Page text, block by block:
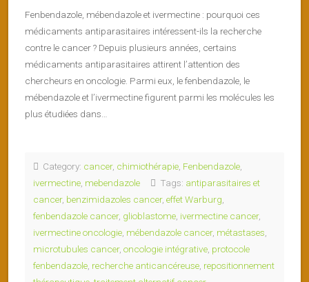
Fenbendazole, mébendazole et ivermectine : pourquoi ces
médicaments antiparasitaires intéressent-ils la recherche
contre le cancer ? Depuis plusieurs années, certains
médicaments antiparasitaires attirent l’attention des
chercheurs en oncologie. Parmi eux, le fenbendazole, le
mébendazole et l’ivermectine figurent parmi les molécules les
plus étudiées dans…
Category: cancer, chimiothérapie Fenbendazole
ivermectine mebendazole Tags: antiparasitaires et
cancer, benzimidazoles cancer, effet Warburg
fenbendazole cancer, glioblastome ivermectine cancer,
ivermectine oncologie mébendazole cancer, métastases
microtubules cancer, oncologie intégrative protocole
fenbendazole recherche anticancéreuse repositionnement